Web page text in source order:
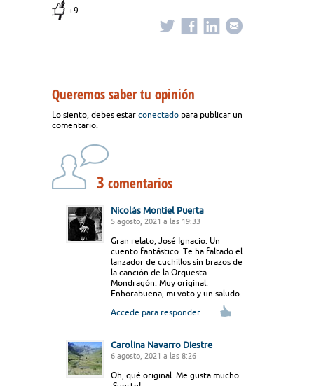
+9
Queremos saber tu opinión
Lo siento, debes estar conectado para publicar un
comentario.
3 comentarios
Nicolás Montiel Puerta
5 agosto, 2021 a las 19:33
Gran relato, José Ignacio. Un
cuento fantástico. Te ha faltado el
lanzador de cuchillos sin brazos de
la canción de la Orquesta
Mondragón. Muy original.
Enhorabuena, mi voto y un saludo.
Accede para responder
Carolina Navarro Diestre
6 agosto, 2021 a las 8:26
Oh, qué original. Me gusta mucho.